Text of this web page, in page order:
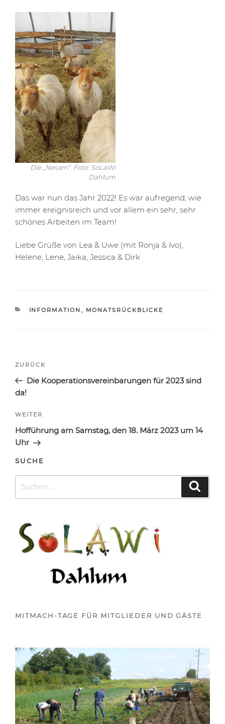
Die „Neuen“. Foto: SoLaWi
Dahlum
Das war nun das Jahr 2022! Es war aufregend, wie
immer ereignisreich und vor allem ein sehr, sehr
schönes Arbeiten im Team!
Liebe Grüße von Lea & Uwe (mit Ronja & Ivo),
Helene, Lene, Jaika, Jessica & Dirk
KATEGORIEN
INFORMATION , MONATSRÜCKBLICKE
Beitragsnavigation
Vorheriger
Beitrag
ZURÜCK
Die Kooperationsvereinbarungen für 2023 sind
da!
Nächster
Beitrag
WEITER
Hofführung am Samstag, den 18. März 2023 um 14
Uhr
SUCHE
nach:
MITMACH-TAGE FÜR MITGLIEDER UND GÄSTE